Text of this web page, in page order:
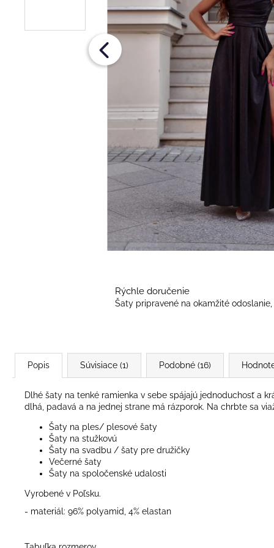
Rýchle doručenie
Šaty pripravené na okamžité
Popis Súvisiace (1) Podobné (16)
Dlhé šaty na tenké ramienka v sebe spájajú jednoduchosť a
dlhá, padavá a na jednej strane má rázporok. Na chrbte sa
Šaty na ples/ plesové šaty
Šaty na stužkovú
Šaty na svadbu / šaty pre družičky
Večerné šaty
Šaty na spoločenské udalosti
Vyrobené v Poľsku.
- materiál: 96% polyamid, 4% elastan
Pôvodne: €36